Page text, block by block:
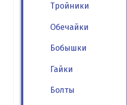
Тройники
Обечайки
Бобышки
Гайки
Болты